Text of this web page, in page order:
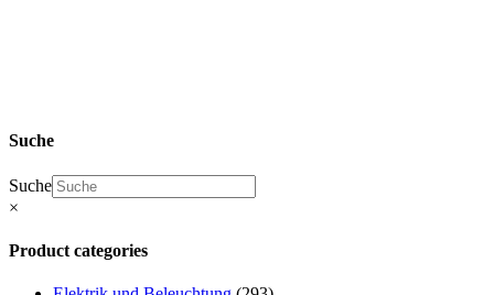
Suche
Suche
×
Product categories